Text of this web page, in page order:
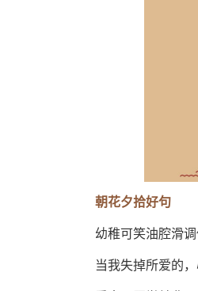
朝花夕拾好句
幼稚可笑油腔滑
当我失掉所爱的